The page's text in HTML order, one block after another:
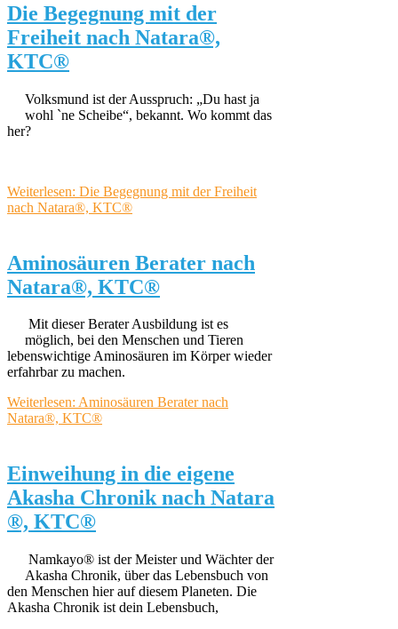
Die Begegnung mit der
Freiheit nach Natara®,
KTC®
Volksmund ist der Ausspruch: „Du hast ja
wohl `ne Scheibe“, bekannt. Wo kommt das
her?
Weiterlesen: Die Begegnung mit der Freiheit
nach Natara®, KTC®
Aminosäuren Berater nach
Natara®, KTC®
Mit dieser Berater Ausbildung ist es
möglich, bei den Menschen und Tieren
lebenswichtige Aminosäuren im Körper wieder
erfahrbar zu machen.
Weiterlesen: Aminosäuren Berater nach
Natara®, KTC®
Einweihung in die eigene
Akasha Chronik nach Natara
®, KTC®
Namkayo® ist der Meister und Wächter der
Akasha Chronik, über das Lebensbuch von
den Menschen hier auf diesem Planeten. Die
Akasha Chronik ist dein Lebensbuch,